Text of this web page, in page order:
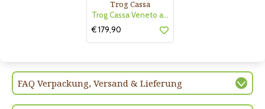
Trog Cassa
Trog Cassa Veneto anthrazit
€ 179,90
FAQ Verpackung, Versand & Lieferung